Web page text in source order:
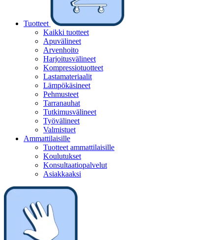
Tuotteet
Kaikki tuotteet
Apuvälineet
Arvenhoito
Harjoitusvälineet
Kompressiotuotteet
Lastamateriaalit
Lämpökäsineet
Pehmusteet
Tarranauhat
Tutkimusvälineet
Työvälineet
Valmistuet
Ammattilaisille
Tuotteet ammattilaisille
Koulutukset
Konsultaatiopalvelut
Asiakkaaksi